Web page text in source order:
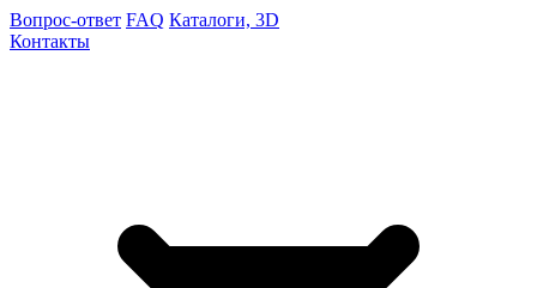
Вопрос-ответ FAQ Каталоги, 3D
Контакты